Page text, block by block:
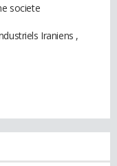
societe
Iraniens ,